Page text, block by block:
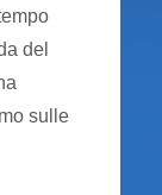
del
sulle